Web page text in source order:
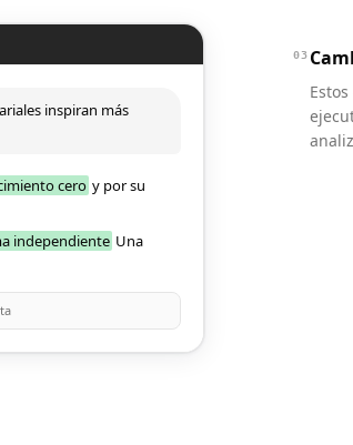
inspiran más
cero y por su
independiente Una
03